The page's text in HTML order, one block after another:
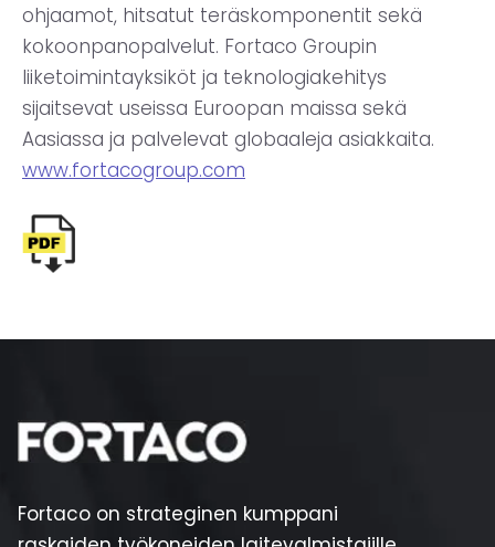
ohjaamot, hitsatut teräskomponentit sekä
kokoonpanopalvelut. Fortaco Groupin
liiketoimintayksiköt ja teknologiakehitys
sijaitsevat useissa Euroopan maissa sekä
Aasiassa ja palvelevat globaaleja asiakkaita.
www.fortacogroup.com
Fortaco on strateginen kumppani